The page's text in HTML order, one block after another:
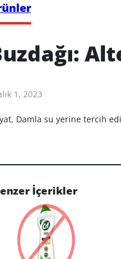
1, 2023
Damla su yerine tercih
İçerikler